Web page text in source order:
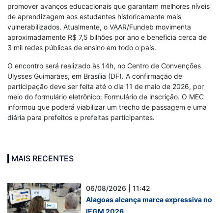
promover avanços educacionais que garantam melhores níveis
de aprendizagem aos estudantes historicamente mais
vulnerabilizados. Atualmente, o VAAR/Fundeb movimenta
aproximadamente R$ 7,5 bilhões por ano e beneficia cerca de
3 mil redes públicas de ensino em todo o país.
O encontro será realizado às 14h, no Centro de Convenções
Ulysses Guimarães, em Brasília (DF). A confirmação de
participação deve ser feita até o dia 11 de maio de 2026, por
meio do formulário eletrônico: Formulário de inscrição. O MEC
informou que poderá viabilizar um trecho de passagem e uma
diária para prefeitos e prefeitas participantes.
MAIS RECENTES
06/08/2026 | 11:42
Alagoas alcança marca expressiva no
IEGM 2026